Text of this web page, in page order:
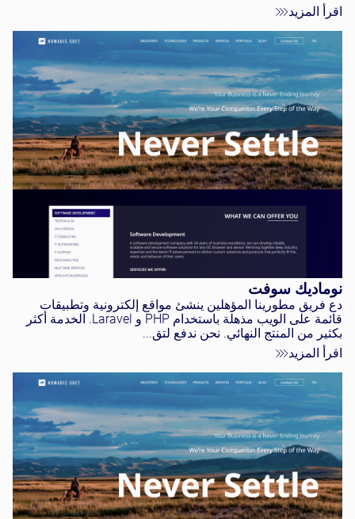
اقرأ المزيد
نوماديك سوفت
دع فريق مطورينا المؤهلين ينشئ مواقع إلكترونية وتطبيقات
قائمة على الويب مذهلة باستخدام PHP و Laravel. الخدمة أكثر
بكثير من المنتج النهائي. نحن ندفع لتق...
اقرأ المزيد